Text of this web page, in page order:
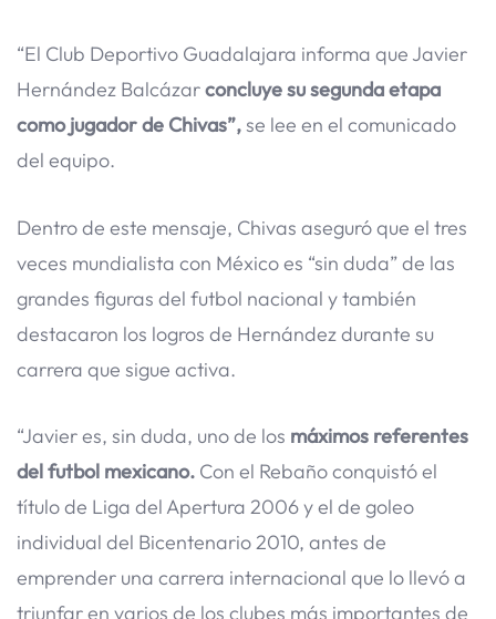
“El Club Deportivo Guadalajara informa que Javier
Hernández Balcázarconcluye su segunda etapa
como jugador de Chivas”,se lee en el comunicado
del equipo.
Dentro de este mensaje, Chivas aseguró que el tres
veces mundialista con México es “sin duda” de las
grandes figuras del futbol nacional y también
destacaron los logros de Hernández durante su
carrera que sigue activa.
“Javier es, sin duda, uno de los máximos referentes
del futbol mexicano. Con el Rebaño conquistó el
título de Liga del Apertura 2006 y el de goleo
individual del Bicentenario 2010, antes de
emprender una carrera internacional que lo llevó a
triunfar en varios de los clubes más importantes de